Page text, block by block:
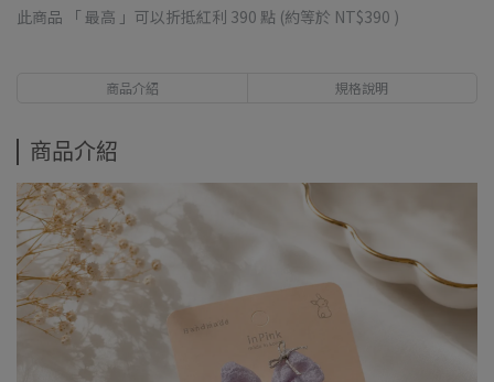
此商品 「 最高 」可以折抵紅利 390 點 (約等於 NT$390 )
商品介紹 規格說明
商品介紹